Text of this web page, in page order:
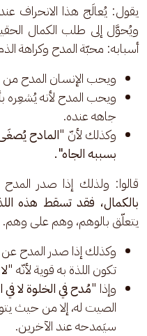
يقول: يُعالَج هذا الانحراف
ويُحوَّل إلى طلب الكمال
أسبابه: محبّة المدح وكراهة
ويحب الإنسان المدح
ويحب المدح لأنه يُشعِره
جاهه عنده.
وكذلك لأنّ "المادح
بسببه الجاه".
قالوا: ولذلك إذا صدر
بالكمال، فقد تسقط هذه
يتعلّق بالوهم، وهم على وهم.
وكذلك إذا صدر المدح
تكون اللذة به قوية لأنّه "
وإذا "مُدح في الخلوة لا في
الصيت له، إلا من حيث
سيَمدحه عند الآخرين.